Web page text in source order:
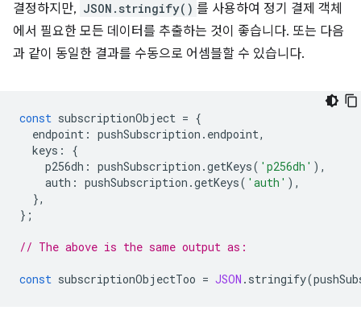
결정하지만, JSON.stringify() 를 사용하여 정기 결제 객체
에서 필요한 모든 데이터를 추출하는 것이 좋습니다. 또는 다음
과 같이 동일한 결과를 수동으로 어셈블할 수 있습니다.
const subscriptionObject = {
endpoint : pushSubscription . endpoint,
keys :
{
p256dh : pushSubscription .getKeys( 'p256dh' ),
auth : pushSubscription .getKeys( 'auth' ),
},
};
// The above is the same output as:
const subscriptionObjectToo = JSON . stringify(